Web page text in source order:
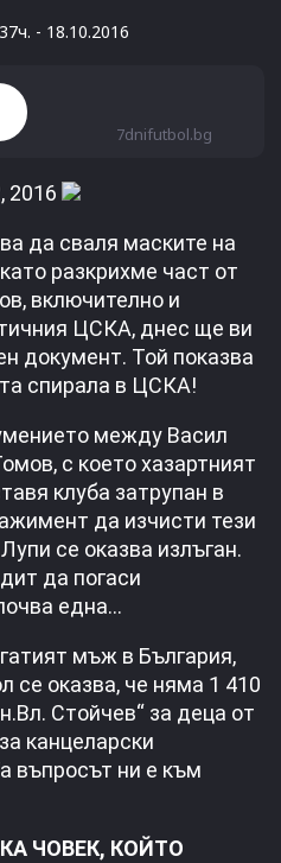
- 18.10.2016
7dnifutbol.bg
2016
да сваля маските на
разкрихме част от
включително и
ЦСКА, днес ще ви
документ. Той показва
спирала в ЦСКА!
между Васил
с което хазартният
клуба затрупан в
да изчисти тези
се оказва излъган.
да погаси
една…
мъж в България,
се оказва, че няма 1 410
Стойчев“ за деца от
канцеларски
въпросът ни е към
ЧОВЕК, КОЙТО